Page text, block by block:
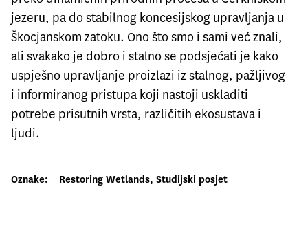
jezeru, pa do stabilnog koncesijskog upravljanja u
Škocjanskom zatoku. Ono što smo i sami već znali,
ali svakako je dobro i stalno se podsjećati je kako
uspješno upravljanje proizlazi iz stalnog, pažljivog
i informiranog pristupa koji nastoji uskladiti
potrebe prisutnih vrsta, različitih ekosustava i
ljudi.
Oznake: Restoring Wetlands, Studijski posjet